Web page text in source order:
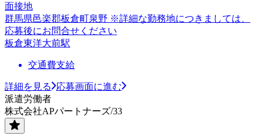
面接地
群馬県邑楽郡板倉町泉野 ※詳細な勤務地につきましては、
応募後にお問合せください
板倉東洋大前駅
交通費支給
詳細を見る
応募画面に進む
派遣労働者
株式会社APパートナーズ/33